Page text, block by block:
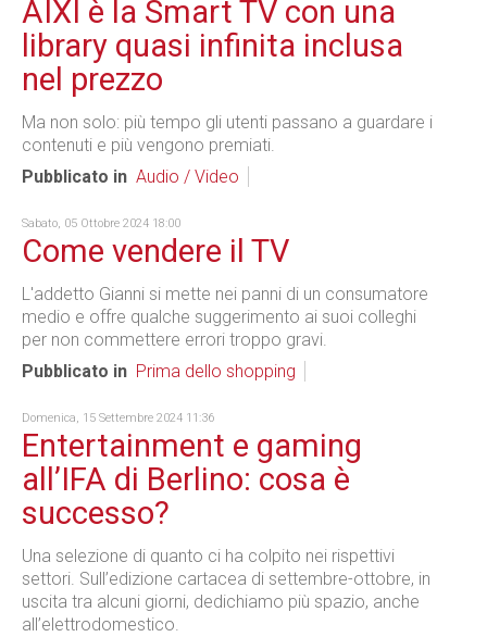
AIXI è la Smart TV con una
library quasi infinita inclusa
nel prezzo
Ma non solo: più tempo gli utenti passano a guardare i
contenuti e più vengono premiati.
Pubblicato in Audio / Video
Sabato, 05 Ottobre 2024 18:00
Come vendere il TV
L'addetto Gianni si mette nei panni di un consumatore
medio e offre qualche suggerimento ai suoi colleghi
per non commettere errori troppo gravi.
Pubblicato in Prima dello shopping
Domenica, 15 Settembre 2024 11:36
Entertainment e gaming
all’IFA di Berlino: cosa è
successo?
Una selezione di quanto ci ha colpito nei rispettivi
settori. Sull’edizione cartacea di settembre-ottobre, in
uscita tra alcuni giorni, dedichiamo più spazio, anche
all’elettrodomestico.